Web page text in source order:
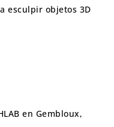
esculpir objetos 3D
en Gembloux,